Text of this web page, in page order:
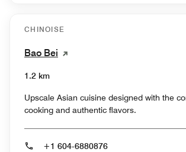
CHINOISE
Bao Bei
1.2 km
Upscale Asian cuisine designed with the
cooking and authentic flavors.
+1 604-6880876